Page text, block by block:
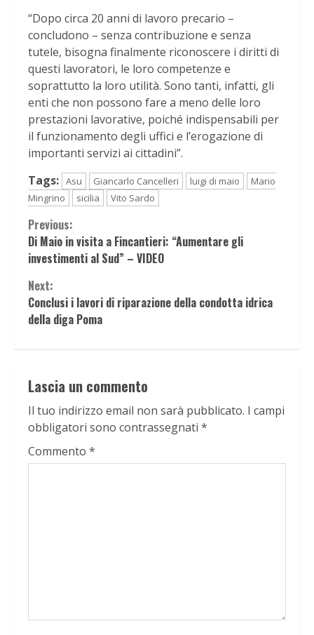
“Dopo circa 20 anni di lavoro precario –
concludono – senza contribuzione e senza
tutele, bisogna finalmente riconoscere i diritti di
questi lavoratori, le loro competenze e
soprattutto la loro utilità. Sono tanti, infatti, gli
enti che non possono fare a meno delle loro
prestazioni lavorative, poiché indispensabili per
il funzionamento degli uffici e l’erogazione di
importanti servizi ai cittadini”.
Tags: Asu Giancarlo Cancelleri luigi di maio
Mario
Mingrino
sicilia Vito Sardo
Continue
Reading
Previous:
Di Maio in visita a Fincantieri: “Aumentare gli
investimenti al Sud” – VIDEO
Next:
Conclusi i lavori di riparazione della condotta idrica
della diga Poma
Lascia un commento
Il tuo indirizzo email non sarà pubblicato. I campi
obbligatori sono contrassegnati *
Commento *